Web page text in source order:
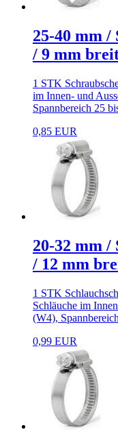
25-40 mm /
/ 9 mm
1 STK
im Innen- und
Spannbereich 25
0,85 EUR
20-32 mm /
/ 12 mm
1 STK
Schläuche im
(W4),
0,99 EUR